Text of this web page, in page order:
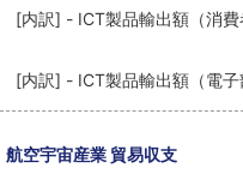
[内訳] - ICT製品輸出額（消費
[内訳] - ICT製品輸出額（電子
航空宇宙産業 貿易収支